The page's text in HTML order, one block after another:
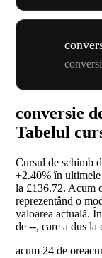
conversie
Tabelul
Cursul de schimb
+2.40%în ultimele
la £136.72. Acum
reprezentând o
valoarea actuală.
de --, care a dus
acum 24 de ore